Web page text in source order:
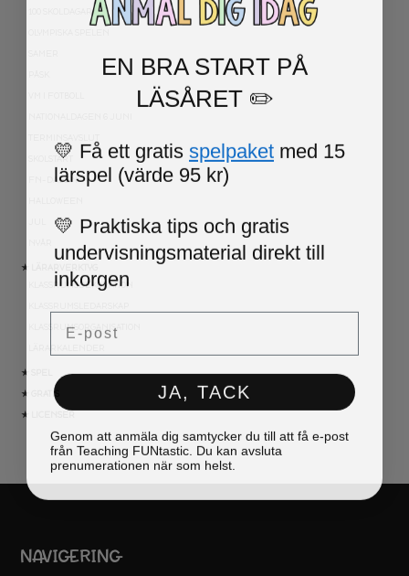
100 SKOLDAGAR
SKOLSTART
FN-DAGEN
★ LÄRARVERKTYG
KLASSRUMSDEKORATION
KLASSRUMSORGANISATION
★ SPEL
★ GRATIS
★ LICENSER
NAVIGERING
EN BRA START PÅ
LÄSÅRET ✏️
💛 Få ett gratis spelpaket med 15
lärspel (värde 95 kr)
💛 Praktiska tips och gratis
undervisningsmaterial direkt till
inkorgen
Email
JA, TACK
Genom att anmäla dig samtycker du till att få e-post
från Teaching FUNtastic. Du kan avsluta
prenumerationen när som helst.